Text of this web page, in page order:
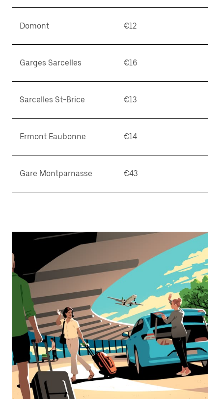
Domont €12
Garges Sarcelles €16
Sarcelles St-Brice €13
Ermont Eaubonne €14
Gare Montparnasse €43